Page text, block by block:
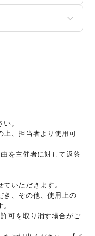
。
、担当者より使用可
を主催者に対して返答
いただきます。
き、その他、使用上の
。
可を取り消す場合がご